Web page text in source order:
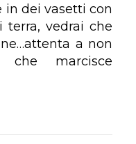
in dei vasetti con
terra, vedrai che
a non
che marcisce